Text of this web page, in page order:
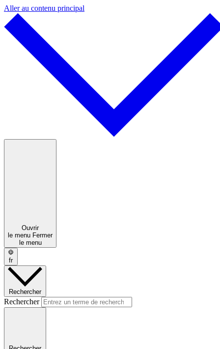
Aller au contenu principal
Ouvrir
le menu Fermer
le menu
fr
Rechercher
Rechercher